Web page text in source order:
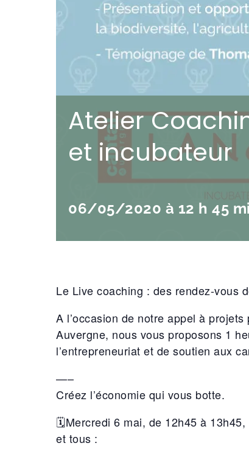
Atelier
et incubateur
06/05/2020 à 12 h 45
Le Live coaching : des rendez-vous
A l’occasion de notre appel à
Auvergne, nous vous proposons 1
l’entrepreneuriat et de soutien aux
—–
Créez l’économie qui vous botte.
🗓Mercredi 6 mai, de 12h45 à
et tous :